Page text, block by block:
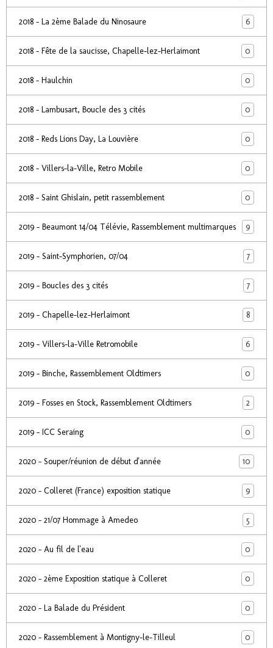
2018 - La 2ème Balade du Ninosaure 6
2018 - Fête de la saucisse, Chapelle-lez-Herlaimont 0
2018 - Haulchin 0
2018 - Lambusart, Boucle des 3 cités 0
2018 - Reds Lions Day, La Louvière 0
2018 - Villers-la-Ville, Retro Mobile 0
2018 - Saint Ghislain, petit rassemblement 0
2019 - Beaumont 14/04 Télévie, Rassemblement multimarques 9
2019 - Saint-Symphorien, 07/04 7
2019 - Boucles des 3 cités 7
2019 - Chapelle-lez-Herlaimont 8
2019 - Villers-la-Ville Retromobile 6
2019 - Binche, Rassemblement Oldtimers 0
2019 - Fosses en Stock, Rassemblement Oldtimers 2
2019 - ICC Seraing 0
2020 - Souper/réunion de début d'année 10
2020 - Colleret (France) exposition statique 9
2020 - 21/07 Hommage à Amedeo 5
2020 - Au fil de l'eau 0
2020 - 2ème Exposition statique à Colleret 0
2020 - La Balade du Président 0
2020 - Rassemblement à Montigny-le-Tilleul 0